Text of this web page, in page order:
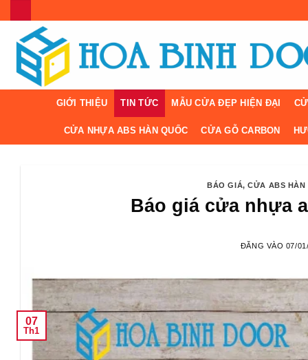
dung
GIỚI THIỆU TIN TỨC MẪU CỬA ĐẸP HIỆN ĐẠI
CỬA NHỰA ABS HÀN QUỐC CỬA GỖ CARBON
BÁO GIÁ,CỬA ABS HÀN
Báo giá cửa nhựa
ĐĂNG VÀO 07/
07
Th1